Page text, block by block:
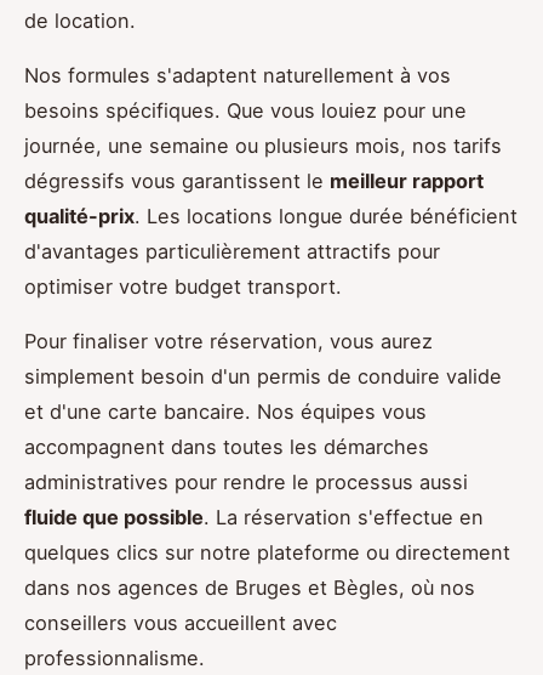
de location.
Nos formules s'adaptent naturellement à vos
besoins spécifiques. Que vous louiez pour une
journée, une semaine ou plusieurs mois, nos tarifs
dégressifs vous garantissent le meilleur rapport
qualité-prix. Les locations longue durée bénéficient
d'avantages particulièrement attractifs pour
optimiser votre budget transport.
Pour finaliser votre réservation, vous aurez
simplement besoin d'un permis de conduire valide
et d'une carte bancaire. Nos équipes vous
accompagnent dans toutes les démarches
administratives pour rendre le processus aussi
fluide que possible. La réservation s'effectue en
quelques clics sur notre plateforme ou directement
dans nos agences de Bruges et Bègles, où nos
conseillers vous accueillent avec
professionnalisme.